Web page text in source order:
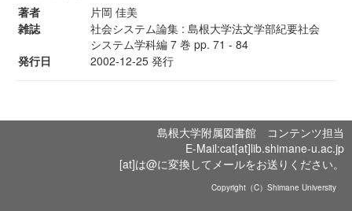
著者
片岡 佳美
雑誌
社会システム論集 : 島根大学法文学部紀要社会
システム学科編 7 巻 pp. 71 - 84
発行日
2002-12-25 発行
島根大学附属図書館 コンテンツ担当
E-Mail:cat[at]lib.shimane-u.ac.jp
[at]は@に変換してメールをお送りください。
Copyright（C）Shimane University